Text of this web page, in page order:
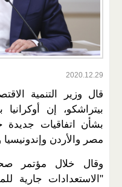
2020.12.29
قال وزير التنمية
بيتراشكو، إن
بشأن اتفاقيات جديدة
مصر والأردن
وقال خلال مؤتمر
"الاستعدادات جارية